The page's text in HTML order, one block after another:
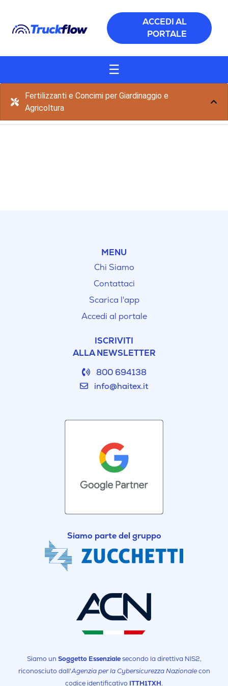
ACCEDI AL
PORTALE
☰
Fertilizzanti e Concimi per Giardinaggio e
Agricoltura
MENU
Chi Siamo
Contattaci
Scarica l'app
Accedi al portale
ISCRIVITI
ALLA NEWSLETTER
800 694138
info@haitex.it
Siamo parte del gruppo
Siamo un Soggetto Essenzialesecondo la direttiva NIS2,
riconosciuto dall'Agenzia per la Cybersicurezza Nazionalecon
codice identificativo ITTH1TXH.